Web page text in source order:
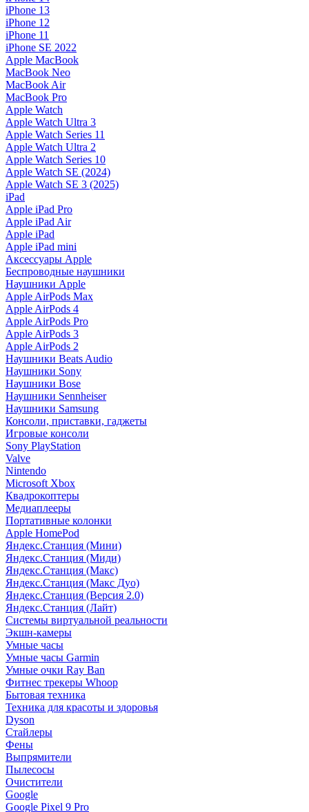
iPhone 13
iPhone 12
iPhone 11
iPhone SE 2022
Apple MacBook
MacBook Neo
MacBook Air
MacBook Pro
Apple Watch
Apple Watch Ultra 3
Apple Watch Series 11
Apple Watch Ultra 2
Apple Watch Series 10
Apple Watch SE (2024)
Apple Watch SE 3 (2025)
iPad
Apple iPad Pro
Apple iPad Air
Apple iPad
Apple iPad mini
Аксессуары Apple
Беспроводные наушники
Наушники Apple
Apple AirPods Max
Apple AirPods 4
Apple AirPods Pro
Apple AirPods 3
Apple AirPods 2
Наушники Beats Audio
Наушники Sony
Наушники Bose
Наушники Sennheiser
Наушники Samsung
Консоли, приставки, гаджеты
Игровые консоли
Sony PlayStation
Valve
Nintendo
Microsoft Xbox
Квадрокоптеры
Медиаплееры
Портативные колонки
Apple HomePod
Яндекс.Станция (Мини)
Яндекс.Станция (Миди)
Яндекс.Станция (Макс)
Яндекс.Станция (Макс Дуо)
Яндекс.Станция (Версия 2.0)
Яндекс.Станция (Лайт)
Системы виртуальной реальности
Экшн-камеры
Умные часы
Умные часы Garmin
Умные очки Ray Ban
Фитнес трекеры Whoop
Бытовая техника
Техника для красоты и здоровья
Dyson
Стайлеры
Фены
Выпрямители
Пылесосы
Очистители
Google
Google Pixel 9 Pro